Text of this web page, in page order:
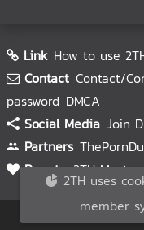
Link How to use
Contact Contact/
password DMCA
Social Media Join
Partners
Donate 2TH Master
©
2TH uses
member